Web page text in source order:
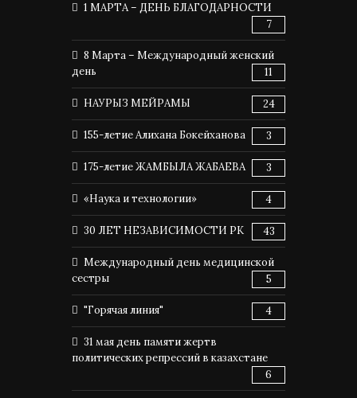
1 МАРТА – ДЕНЬ БЛАГОДАРНОСТИ
7
8 Марта – Международный женский
день
11
НАУРЫЗ МЕЙРАМЫ 24
155-летие Алихана Бокейханова 3
175-летие ЖАМБЫЛА ЖАБАЕВА 3
«Наука и технологии» 4
30 ЛЕТ НЕЗАВИСИМОСТИ РК 43
Международный день медицинской
сестры
5
"Горячая линия" 4
31 мая день памяти жертв
политических репрессий в казахстане
6